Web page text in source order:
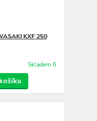
KXF 250
Skladem 6